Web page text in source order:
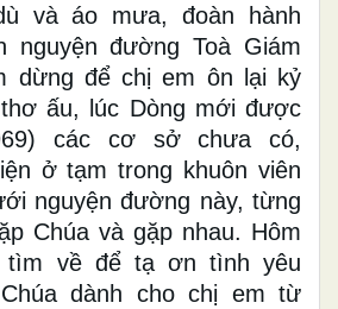
và áo mưa, đoàn hành
nguyện đường Toà Giám
dừng để chị em ôn lại kỷ
ấu, lúc Dòng mới được
các cơ sở chưa có,
ở tạm trong khuôn viên
nguyện đường này, từng
Chúa và gặp nhau. Hôm
tìm về để tạ ơn tình yêu
dành cho chị em từ